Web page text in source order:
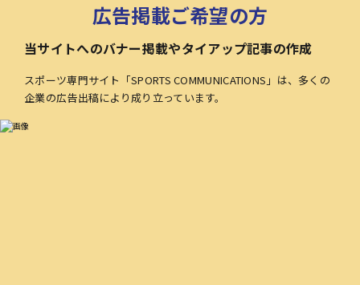
広告掲載ご希望の方
当サイトへのバナー掲載やタイアップ記事の作成
スポーツ専門サイト「SPORTS COMMUNICATIONS」は、多くの
企業の広告出稿により成り立っています。